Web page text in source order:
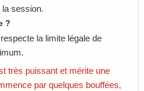
la session.
?
la limite légale de
très puissant et mérite une
par quelques bouffées,